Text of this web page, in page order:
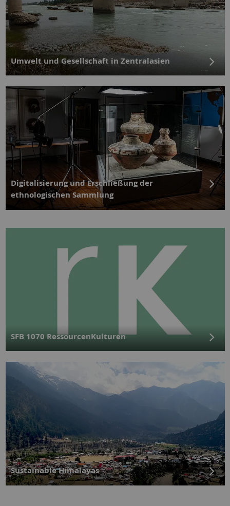
Umwelt und Gesellschaft in Zentralasien
Digitalisierung und Erschließung der
ethnologischen Sammlung
SFB 1070 RessourcenKulturen
Sustainable Himalayas
Zurückliegende Projekte
Wissenschaft lernen und lehren
Sinnstiftungen von Krebs